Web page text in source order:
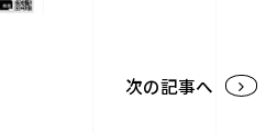
次の記事へ